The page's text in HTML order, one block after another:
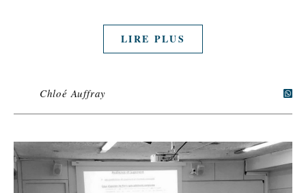
LIRE PLUS
Chloé Auffray